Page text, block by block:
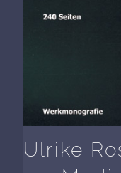
Ulrike